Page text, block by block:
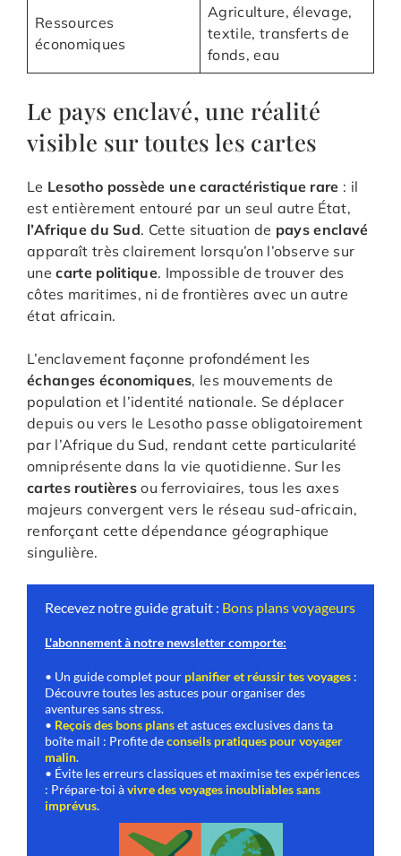
Ressources
économiques
Agriculture, élevage,
textile, transferts de
fonds, eau
Le pays enclavé, une réalité
visible sur toutes les cartes
Le Lesotho possède une caractéristique rare : il
est entièrement entouré par un seul autre État,
l’Afrique du Sud. Cette situation de pays enclavé
apparaît très clairement lorsqu’on l’observe sur
unecarte politique. Impossible de trouver des
côtes maritimes, ni de frontières avec un autre
état africain.
L’enclavement façonne profondément les
échanges économiques, les mouvements de
population et l’identité nationale. Se déplacer
depuis ou vers le Lesotho passe obligatoirement
par l’Afrique du Sud, rendant cette particularité
omniprésente dans la vie quotidienne. Sur les
cartes routières ou ferroviaires, tous les axes
majeurs convergent vers le réseau sud-africain,
renforçant cette dépendance géographique
singulière.